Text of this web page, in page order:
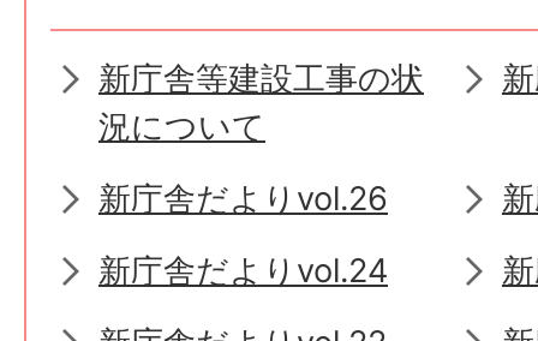
新庁舎等建設工事の状
況について
新庁舎だよりvol.26
新庁舎だよりvol.24